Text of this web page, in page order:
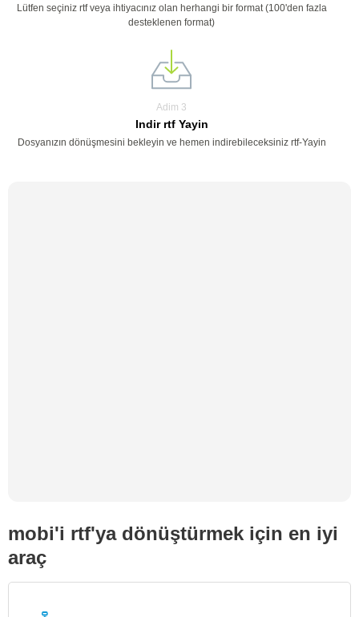
Lütfen seçiniz rtf veya ihtiyacınız olan herhangi bir format (100'den fazla
desteklenen format)
Adim 3
Indir rtf Yayin
Dosyanızın dönüşmesini bekleyin ve hemen indirebileceksiniz rtf-Yayin
mobi'i rtf'ya dönüştürmek için en iyi
araç